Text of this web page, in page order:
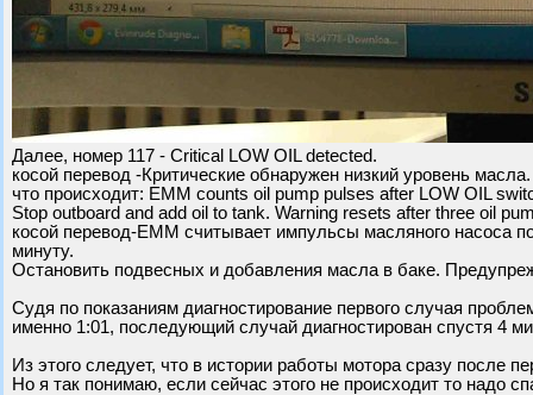
Далее, номер 117 - Critical LOW OIL detected.
косой перевод -Критические обнаружен низкий уровень масла.
что происходит: EMM counts oil pump pulses after LOW OIL
Stop outboard and add oil to tank. Warning resets after three oil
косой перевод-EMM считывает импульсы масляного насоса
минуту.
Остановить подвесных и добавления масла в баке.
Судя по показаниям диагностирование первого случая
именно 1:01, последующий случай диагностирован спустя 4
Из этого следует, что в истории работы мотора сразу после
Но я так понимаю, если сейчас этого не происходит то надо